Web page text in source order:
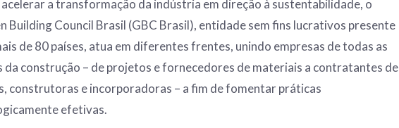
acelerar a transformação da indústria em direção à sustentabilidade, o
Building Council Brasil (GBC Brasil), entidade sem fins lucrativos presente
de 80 países, atua em diferentes frentes, unindo empresas de todas as
da construção – de projetos e fornecedores de materiais a contratantes de
construtoras e incorporadoras – a fim de fomentar práticas
efetivas.